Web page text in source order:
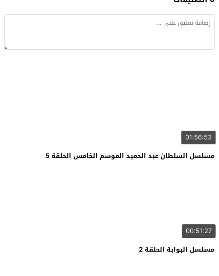
01:56:53
مسلسل السلطان عبد الحميد الموسم الخامس الحلقة 5
00:51:27
مسلسل البوابة الحلقة 2